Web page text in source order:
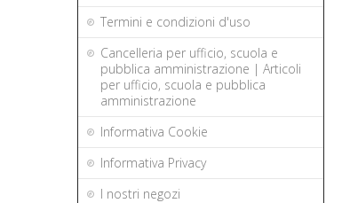
Termini e condizioni d'uso
Cancelleria per ufficio, scuola e
pubblica amministrazione | Articoli
per ufficio, scuola e pubblica
amministrazione
Informativa Cookie
Informativa Privacy
I nostri negozi